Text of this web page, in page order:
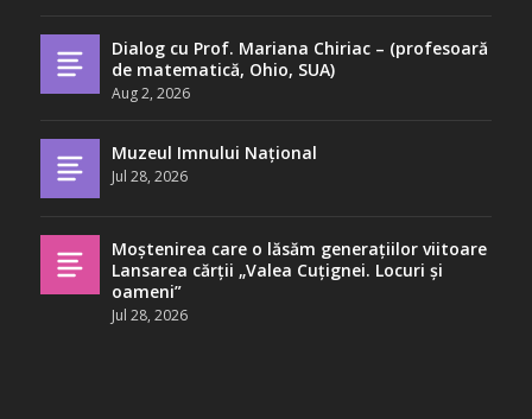
Dialog cu Prof. Mariana Chiriac – (profesoară
de matematică, Ohio, SUA)
Aug 2, 2026
Muzeul Imnului Național
Jul 28, 2026
Moștenirea care o lăsăm generațiilor viitoare
Lansarea cărții „Valea Cuțignei. Locuri și
oameni”
Jul 28, 2026